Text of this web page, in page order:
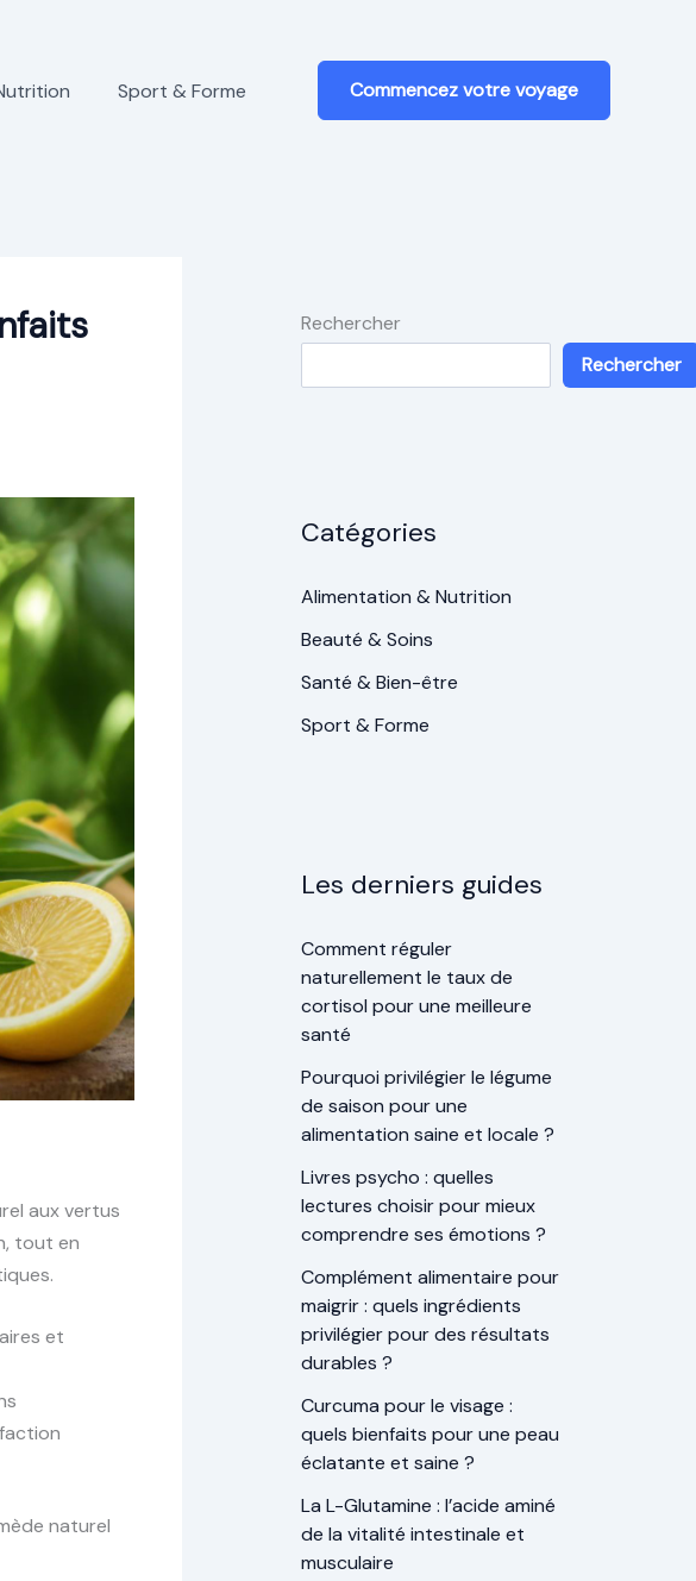
Sport & Forme Commencez votre voyage
aux vertus
tout en
et
naturel
Rechercher
Rechercher
Catégories
Alimentation & Nutrition
Beauté & Soins
Santé & Bien-être
Sport & Forme
Les derniers guides
Comment réguler
naturellement le taux de
cortisol pour une meilleure
santé
Pourquoi privilégier le légume
de saison pour une
alimentation saine et locale ?
Livres psycho : quelles
lectures choisir pour mieux
comprendre ses émotions ?
Complément alimentaire pour
maigrir : quels ingrédients
privilégier pour des résultats
durables ?
Curcuma pour le visage :
quels bienfaits pour une peau
éclatante et saine ?
La L-Glutamine : l’acide aminé
de la vitalité intestinale et
musculaire